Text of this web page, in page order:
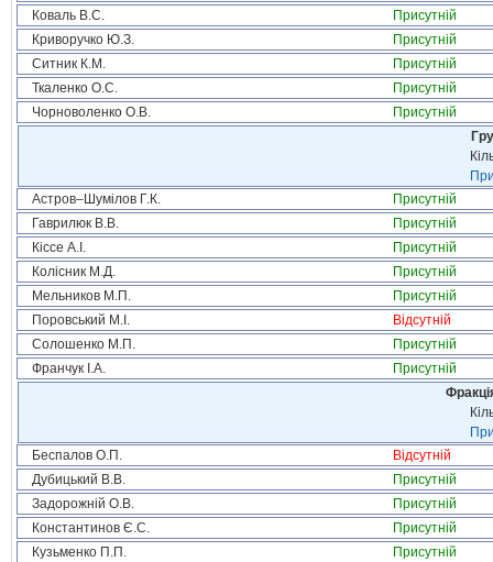
Коваль В.С.
Присутній
Криворучко Ю.З.
Присутній
Ситник К.М.
Присутній
Ткаленко О.С.
Присутній
Чорноволенко О.В.
Присутній
Астров–Шумілов Г.К.
Присутній
Гаврилюк В.В.
Присутній
Кіссе А.І.
Присутній
Колісник М.Д.
Присутній
Мельников М.П.
Присутній
Поровський М.І.
Відсутній
Солошенко М.П.
Присутній
Франчук І.А.
Присутній
Беспалов О.П.
Відсутній
Дубицький В.В.
Присутній
Задорожній О.В.
Присутній
Константинов Є.С.
Присутній
Кузьменко П.П.
Присутній